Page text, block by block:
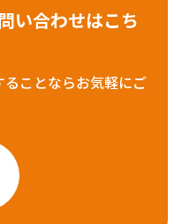
い合わせはこち
ことならお気軽にご